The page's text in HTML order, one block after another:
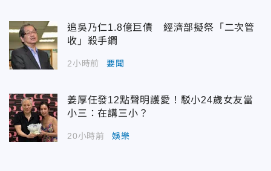
追吳乃仁1.8億巨債 經濟部擬祭「二次管
收」殺手鐧
2小時前 要聞
姜厚任發12點聲明護愛！駁小24歲女友當
小三：在講三小？
20小時前 娛樂